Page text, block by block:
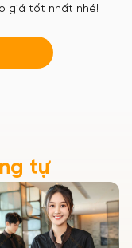
giá tốt nhất nhé!
tự